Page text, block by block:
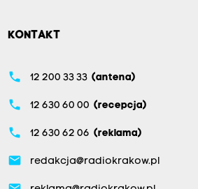
KONTAKT
phone 12 200 33 33 (antena)
phone 12 630 60 00 (recepcja)
phone 12 630 62 06 (reklama)
email redakcja@radiokrakow.pl